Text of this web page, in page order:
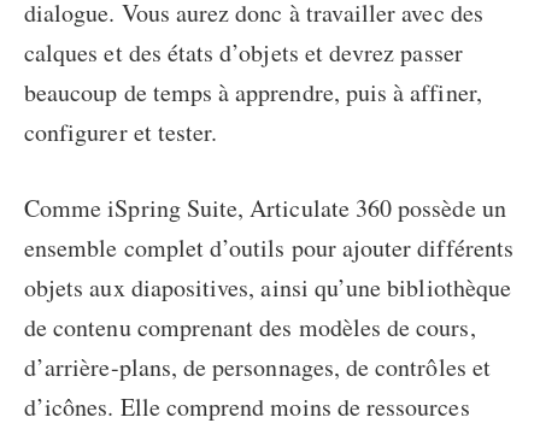
dialogue. Vous aurez donc à travailler avec des
calques et des états d’objets et devrez passer
beaucoup de temps à apprendre, puis à affiner,
configurer et tester.
Comme iSpring Suite, Articulate 360 possède un
ensemble complet d’outils pour ajouter différents
objets aux diapositives, ainsi qu’une bibliothèque
de contenu comprenant des modèles de cours,
d’arrière-plans, de personnages, de contrôles et
d’icônes. Elle comprend moins de ressources